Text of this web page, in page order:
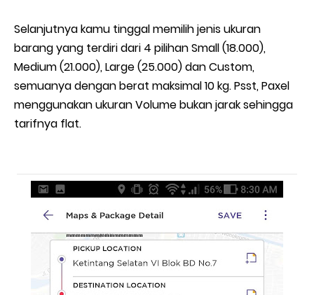
Selanjutnya kamu tinggal memilih jenis ukuran
barang yang terdiri dari 4 pilihan Small (18.000),
Medium (21.000), Large (25.000) dan Custom,
semuanya dengan berat maksimal 10 kg. Psst, Paxel
menggunakan ukuran Volume bukan jarak sehingga
tarifnya flat.